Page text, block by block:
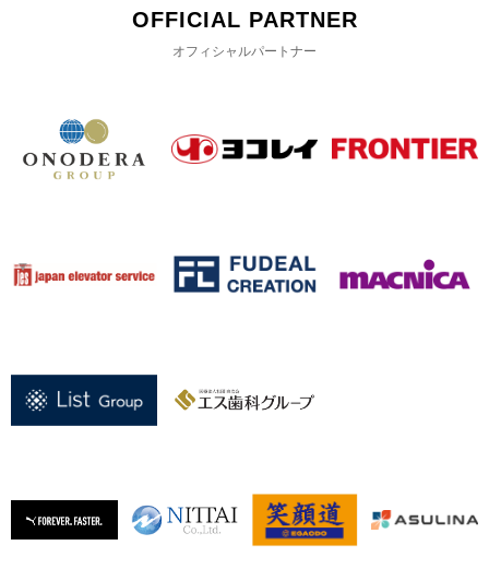
OFFICIAL PARTNER
オフィシャルパートナー